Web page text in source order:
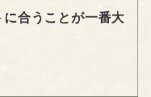
合うことが一番大